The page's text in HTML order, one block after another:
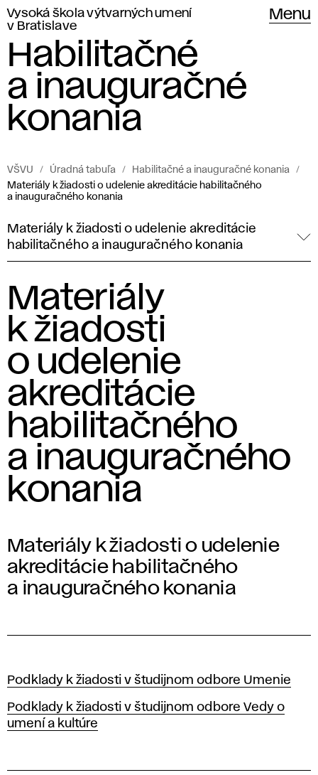
Vysoká škola výtvarných umení
v Bratislave
Menu
Habilitačné
a inauguračné
konania
VŠVU Úradná tabuľa
Habilitačné a inauguračné konania
Materiály k žiadosti o udelenie akreditácie habilitačného
a inauguračného konania
Materiály k žiadosti o udelenie akreditácie
habilitačného a inauguračného konania
Materiály
k žiadosti
o udelenie
akreditácie
habilitačného
a inauguračného
konania
Materiály k žiadosti o udelenie
akreditácie habilitačného
a inauguračného konania
Podklady k žiadosti v študijnom odbore Umenie
Podklady k žiadosti v študijnom odbore Vedy o
umení a kultúre